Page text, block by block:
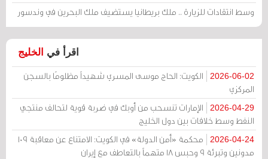
وسط انتقادات للزيارة .. ملك بريطانيا يستضيف ملك البحرين في وندسور
اقرأ في الخليج
2026-06-02
الكويت: الحاج موسى المسري شهيداً مظلومًا بالسجن
المركزي
2026-04-29
الإمارات تنسحب من أوبك في ضربة قوية لتحالف منتجي
النفط وسط خلافات بين دول الخليج
2026-04-24
محكمة «أمن الدولة» في الكويت: الامتناع عن معاقبة 109
مدونين وتبرئة 9 وحبس 18 متهماً بالتعاطف مع إيران